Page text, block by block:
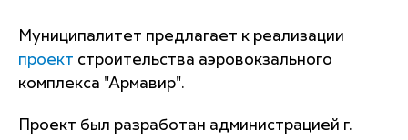
Муниципалитет предлагает к реализации
проект строительства аэровокзального
комплекса "Армавир".
Проект был разработан администрацией г.